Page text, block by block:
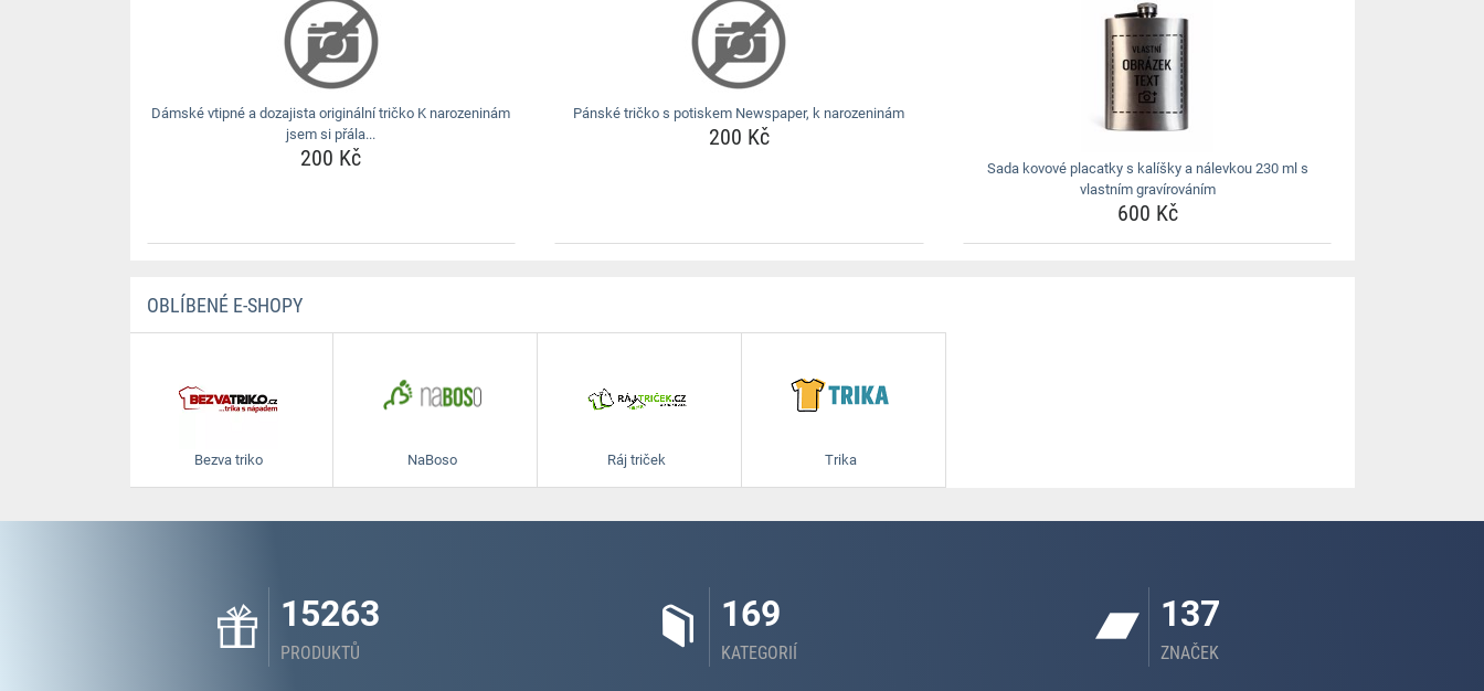
Dámské vtipné a dozajista originální tričko K narozeninám
jsem si přála...
200 Kč
Pánské tričko s potiskem Newspaper, k narozeninám
200 Kč
Sada kovové placatky s kalíšky a nálevkou 230 ml s
vlastním gravírováním
600 Kč
OBLÍBENÉ E-SHOPY
Bezva triko NaBoso Ráj triček Trika
15263
PRODUKTŮ
169
KATEGORIÍ
137
ZNAČEK